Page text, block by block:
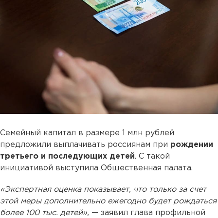
Семейный капитал в размере 1 млн рублей
предложили выплачивать россиянам при рождении
третьего и последующих детей. С такой
инициативой выступила Общественная палата.
«Экспертная оценка показывает, что только за счет
этой меры дополнительно ежегодно будет рождаться
более 100 тыс. детей», — заявил глава профильной